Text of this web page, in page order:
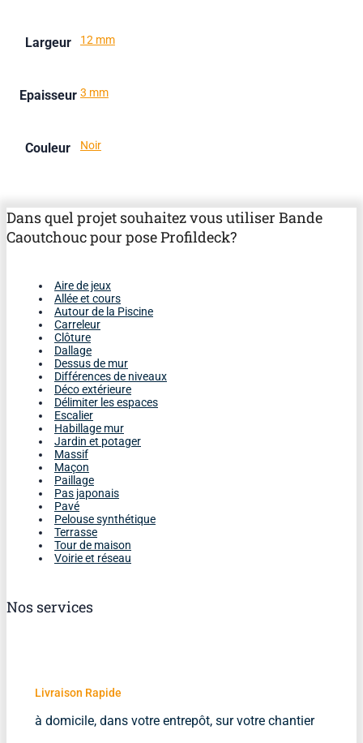
Largeur 12 mm
Epaisseur 3 mm
Couleur Noir
Dans quel projet souhaitez vous utiliser Bande
Caoutchouc pour pose Profildeck?
Aire de jeux
Allée et cours
Autour de la Piscine
Carreleur
Clôture
Dallage
Dessus de mur
Différences de niveaux
Déco extérieure
Délimiter les espaces
Escalier
Habillage mur
Jardin et potager
Massif
Maçon
Paillage
Pas japonais
Pavé
Pelouse synthétique
Terrasse
Tour de maison
Voirie et réseau
Nos services
Livraison Rapide
à domicile, dans votre entrepôt, sur votre chantier